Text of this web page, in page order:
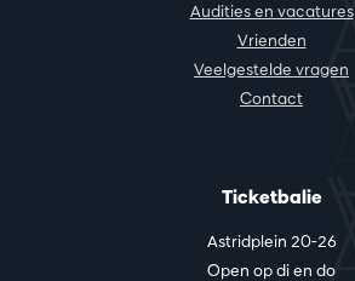
Audities en vacatures
Vrienden
Veelgestelde vragen
Contact
Ticketbalie
Astridplein 20-26
Open op di en do